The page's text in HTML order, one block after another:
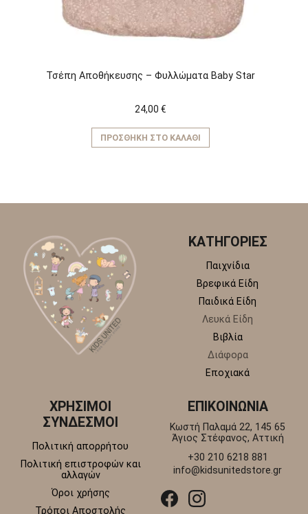
Τσέπη Αποθήκευσης – Φυλλώματα Baby Star
24,00 €
ΠΡΟΣΘΉΚΗ ΣΤΟ ΚΑΛΆΘΙ
ΚΑΤΗΓΟΡΙΕΣ
Παιχνίδια
Βρεφικά Είδη
Παιδικά Είδη
Λευκά Είδη
Βιβλία
Διάφορα
Εποχιακά
ΧΡΗΣΙΜΟΙ
ΣΥΝΔΕΣΜΟΙ
Πολιτική απορρήτου
Πολιτική επιστροφών και
αλλαγών
Όροι χρήσης
Τρόποι Αποστολής
ΕΠΙΚΟΙΝΩΝΙΑ
Κωστή Παλαμά 22, 145 65
Άγιος Στέφανος, Αττική
+30 210 6218 881
info@kidsunitedstore.gr